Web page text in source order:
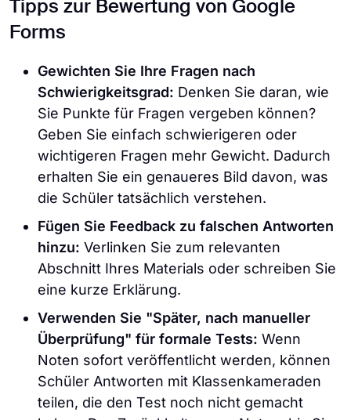
Tipps zur Bewertung von Google
Forms
Gewichten Sie Ihre Fragen nach
Schwierigkeitsgrad: Denken Sie daran, wie
Sie Punkte für Fragen vergeben können?
Geben Sie einfach schwierigeren oder
wichtigeren Fragen mehr Gewicht. Dadurch
erhalten Sie ein genaueres Bild davon, was
die Schüler tatsächlich verstehen.
Fügen Sie Feedback zu falschen Antworten
hinzu: Verlinken Sie zum relevanten
Abschnitt Ihres Materials oder schreiben Sie
eine kurze Erklärung.
Verwenden Sie "Später, nach manueller
Überprüfung" für formale Tests: Wenn
Noten sofort veröffentlicht werden, können
Schüler Antworten mit Klassenkameraden
teilen, die den Test noch nicht gemacht